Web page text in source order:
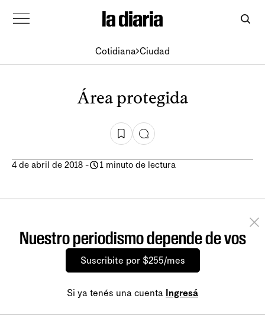
Cotidiana Ciudad
Área protegida
4 de abril de 2018 - 1 minuto de lectura
Nuestro periodismo depende de vos
Suscribite por $255/mes
Si ya tenés una cuenta Ingresá